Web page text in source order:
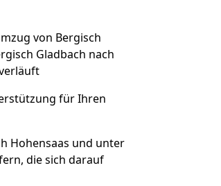
von Bergisch
Gladbach nach
für Ihren
Hohensaas und unter
die sich darauf